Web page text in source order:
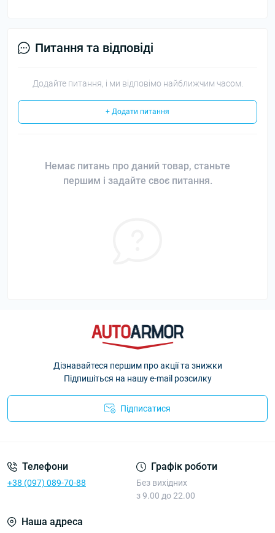
Питання та відповіді
Додайте питання, і ми відповімо найближчим часом.
+ Додати питання
Немає питань про даний товар, станьте
першим і задайте своє питання.
Дізнавайтеся першим про акції та знижки
Підпишіться на нашу e-mail розсилку
Підписатися
Телефони
+38 (097) 089-70-88
Графік роботи
Без вихідних
з 9.00 до 22.00
Наша адреса